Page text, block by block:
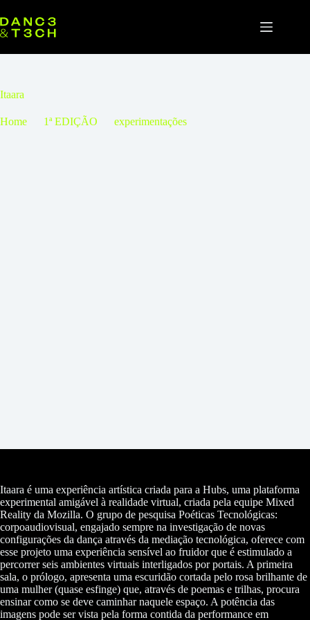
para
o
Itaara
Home 1ª EDIÇÃO experimentações
Itaara é uma experiência artística criada para a Hubs, uma plataforma
experimental amigável à realidade virtual, criada pela equipe Mixed
Reality da Mozilla. O grupo de pesquisa Poéticas Tecnológicas:
corpoaudiovisual, engajado sempre na investigação de novas
configurações da dança através da mediação tecnológica, oferece com
esse projeto uma experiência sensível ao fruidor que é estimulado a
percorrer seis ambientes virtuais interligados por portais. A primeira
sala, o prólogo, apresenta uma escuridão cortada pelo rosa brilhante de
uma mulher (quase esfinge) que, através de poemas e trilhas, procura
ensinar como se deve caminhar naquele espaço. A potência das
imagens pode ser vista pela forma contida da performance em